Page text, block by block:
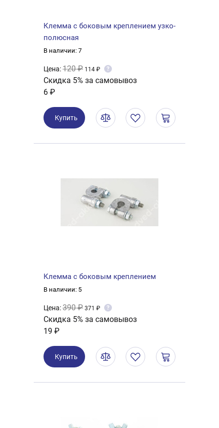
Клемма с боковым креплением узко-
полюсная
В наличии: 7
Цена:120 ₽ 114 ₽ ?
Скидка 5% за самовывоз
6 ₽
Купить
Клемма с боковым креплением
В наличии: 5
Цена:390 ₽ 371 ₽ ?
Скидка 5% за самовывоз
19 ₽
Купить